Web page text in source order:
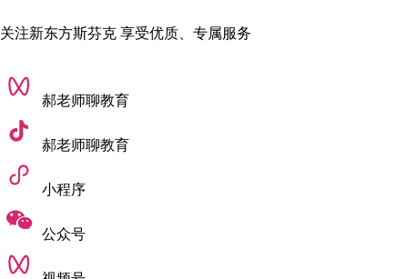
沿的项目，一边在学校里教书，能给学生传递的，不是过时的
势，甚至是大厂的内部招聘标准与内推机会。
关注新东方斯芬克 享受优质、专属服务
郝老师聊教育
郝老师聊教育
小程序
公众号